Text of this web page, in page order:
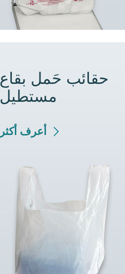
حقائب حَمل بقاع
مستطيل
أعرف أكثر